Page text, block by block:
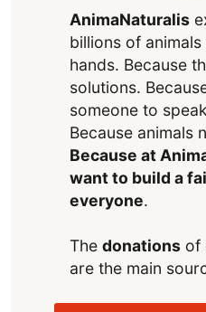
AnimaNaturalis
billions of
hands. Because
solutions.
someone to
Because animals
Because at
want to build a
everyone.
The donationsof
are the main